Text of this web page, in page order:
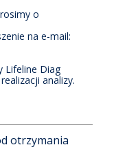
o
na e-mail:
Lifeline Diag
analizy.
otrzymania